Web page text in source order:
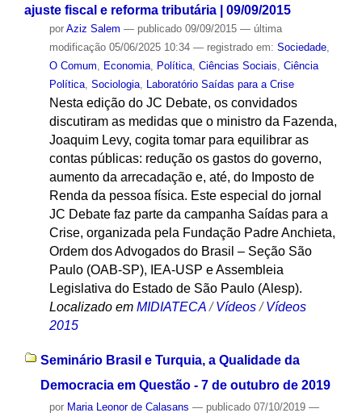
ajuste fiscal e reforma tributária | 09/09/2015
por Aziz Salem — publicado09/09/2015 — última
modificação05/06/2025 10:34 — registrado em: Sociedade,
O Comum, Economia, Política, Ciências Sociais, Ciência
Política, Sociologia, Laboratório Saídas para a Crise
Nesta edição do JC Debate, os convidados
discutiram as medidas que o ministro da Fazenda,
Joaquim Levy, cogita tomar para equilibrar as
contas públicas: redução os gastos do governo,
aumento da arrecadação e, até, do Imposto de
Renda da pessoa física. Este especial do jornal
JC Debate faz parte da campanha Saídas para a
Crise, organizada pela Fundação Padre Anchieta,
Ordem dos Advogados do Brasil – Seção São
Paulo (OAB-SP), IEA-USP e Assembleia
Legislativa do Estado de São Paulo (Alesp).
Localizado em MIDIATECA / Vídeos / Vídeos
2015
Seminário Brasil e Turquia, a Qualidade da
Democracia em Questão - 7 de outubro de 2019
por Maria Leonor de Calasans — publicado07/10/2019 —